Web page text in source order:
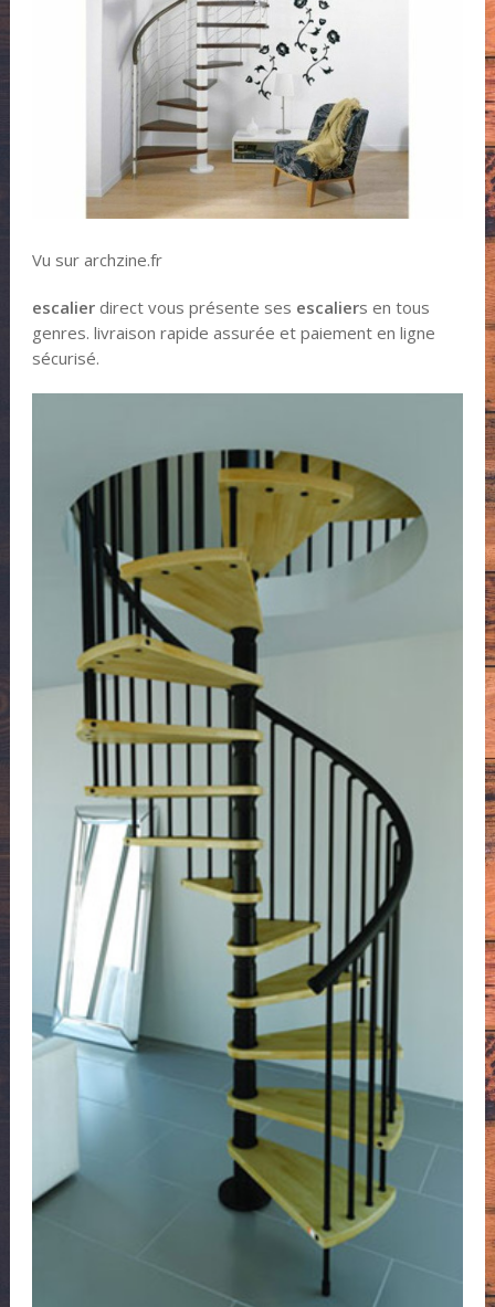
Vu sur archzine.fr
escalierdirect vous présente ses escaliers en tous
genres. livraison rapide assurée et paiement en ligne
sécurisé.